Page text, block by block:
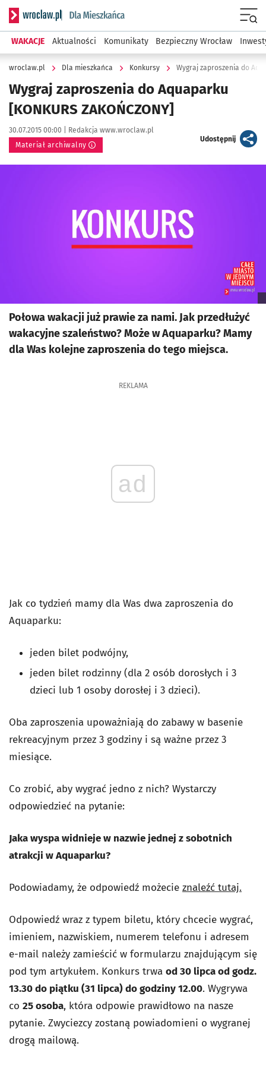
Serwis informacyjny wroclaw.pl podserwis: Dla mieszkańca
WAKACJE Aktualności Komunikaty Bezpieczny Wrocław
wroclaw.pl Dla mieszkańca Konkursy Wygraj zaproszenia do
Wygraj zaproszenia do Aquaparku
[KONKURS ZAKOŃCZONY]
Data publikacji:
30.07.2015 00:00 | Autor:
Redakcja www.wroclaw.pl
Materiał archiwalny
Udostępnijartykuł
Połowa wakacji już prawie za nami. Jak przedłużyć
wakacyjne szaleństwo? Może w Aquaparku? Mamy
dla Was kolejne zaproszenia do tego miejsca.
REKLAMA
ad
Jak co tydzień mamy dla Was dwa zaproszenia do
Aquaparku:
jeden bilet podwójny,
jeden bilet rodzinny (dla 2 osób dorosłych i 3
dzieci lub 1 osoby dorosłej i 3 dzieci).
Oba zaproszenia upoważniają do zabawy w basenie
rekreacyjnym przez 3 godziny i są ważne przez 3
miesiące.
Co zrobić, aby wygrać jedno z nich? Wystarczy
odpowiedzieć na pytanie:
Jaka wyspa widnieje w nazwie jednej z sobotnich
atrakcji w Aquaparku?
Podowiadamy, że odpowiedź możecie znaleźć tutaj.
Odpowiedź wraz z typem biletu, który chcecie wygrać,
imieniem, nazwiskiem, numerem telefonu i adresem
e-mail należy zamieścić w formularzu znajdującym się
pod tym artykułem. Konkurs trwa od 30 lipca od godz.
13.30 do piątku (31 lipca) do godziny 12.00. Wygrywa
co 25 osoba, która odpowie prawidłowo na nasze
pytanie. Zwyciezcy zostaną powiadomieni o wygranej
drogą mailową.